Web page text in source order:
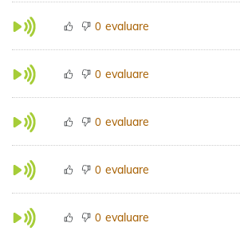
0 evaluare
0 evaluare
0 evaluare
0 evaluare
0 evaluare